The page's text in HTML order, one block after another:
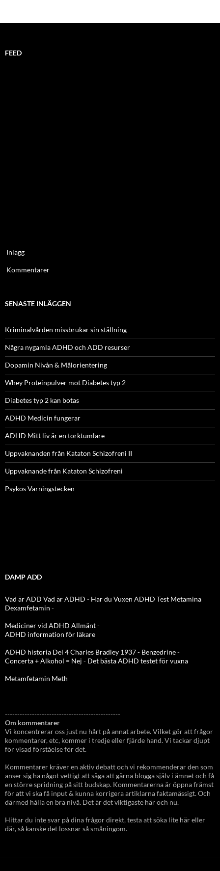
FEED
Inlägg
Kommentarer
SENASTE INLÄGGEN
Kriminalvården missbrukar sin ställning
Några nygamla ADHD och ADD resurser
Dopamin Nivån & Målorientering
Whey Proteinpulver mot Diabetes typ 2
Diabetes typ 2 kan botas
ADHD Medicin fungerar
ADHD Mitt liv är en torktumlare
Uppvaknanden från Kataton Schizofreni II
Uppvaknande från Kataton Schizofreni
Psykos Varningstecken
DAMP ADD
Vad är ADD Vad är ADHD - Har du Vuxen ADHD Test Metamina
Dexamfetamin -
Mediciner vid ADHD Allmänt-
ADHD information för läkare
ADHD historia Del 4 Charles Bradley 1937 - Benzedrine-
Concerta + Alkohol = Nej - Det bästa ADHD testet för vuxna
Metamfetamin Meth
-----------------------------------------------
Om kommentarer
Vi koncentrerar oss just nu hårt på annat arbete. Vilket gör att frågor
kommentarer, etc, kommer i tredje eller fjärde hand. Vi tackar djupt
för visad förståelse för det.
Kommentarer kräver en aktiv debatt och vi rekommenderar den som
anser sig ha något vettigt att säga att gärna blogga själv i ämnet och få
en större spridning på sitt budskap. Kommentarerna är öppna främst
för att vi ska få input & kunna korrigera artiklarna faktamässigt. Och
därmed hålla en bra nivå. Det är det viktigaste här och nu.
Hittar du inte svar på dina frågor direkt, testa att söka lite här eller
där, så kanske det lossnar så småningom.